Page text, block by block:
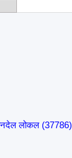
बनदेल लोकल (37786)